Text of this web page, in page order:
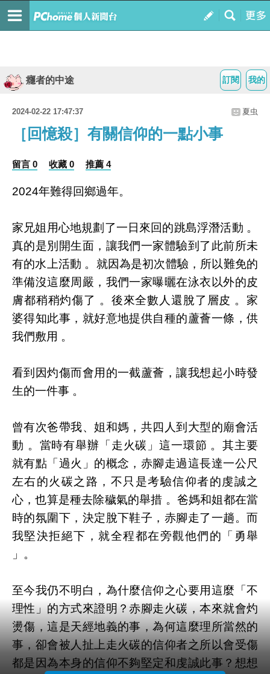
我的
訂閱
癮者的中途
2024-02-22 17:47:37 夏虫
［回憶殺］有關信仰的一點小事
留言 0 收藏 0 推薦 4
2024年難得回鄉過年。
家兄姐用心地規劃了一日來回的跳島浮潛活動 。
真的是別開生面，讓我們一家體驗到了此前所未
有的水上活動 。就因為是初次體驗，所以難免的
準備沒這麼周嚴，我們一家曝曬在泳衣以外的皮
膚都稍稍灼傷了 。後來全數人還脫了層皮 。家
婆得知此事，就好意地提供自種的蘆薈一條，供
我們敷用 。
看到因灼傷而會用的一截蘆薈，讓我想起小時發
生的一件事 。
曾有次爸帶我、姐和媽，共四人到大型的廟會活
動 。當時有舉辦「走火碳」這一環節 。其主要
就有點「過火」的概念，赤腳走過這長達一公尺
左右的火碳之路，不只是考驗信仰者的虔誠之
心，也算是種去除穢氣的舉措 。爸媽和姐都在當
時的氛圍下，決定脫下鞋子，赤腳走了一趟。而
我堅決拒絕下，就全程都在旁觀他們的「勇舉
」。
至今我仍不明白，為什麼信仰之心要用這麼「不
理性」的方式來證明？赤腳走火碳，本來就會灼
燙傷，這是天經地義的事，為何這麼理所當然的
事，卻會被人扯上走火碳的信仰者之所以會受傷
都是因為本身的信仰不夠堅定和虔誠此事？想想